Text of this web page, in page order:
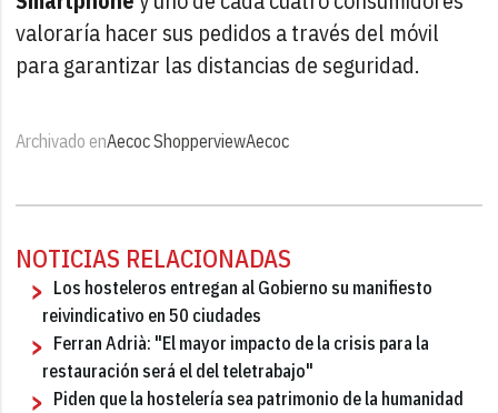
valoraría hacer sus pedidos a través del móvil
para garantizar las distancias de seguridad.
Archivado enAecoc ShopperviewAecoc
NOTICIAS RELACIONADAS
Los hosteleros entregan al Gobierno su manifiesto
reivindicativo en 50 ciudades
Ferran Adrià: "El mayor impacto de la crisis para la
restauración será el del teletrabajo"
Piden que la hostelería sea patrimonio de la humanidad